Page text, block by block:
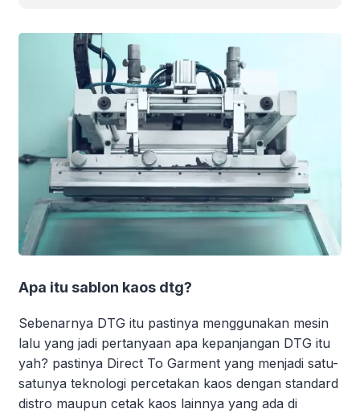
Apa itu sablon kaos dtg?
Sebenarnya DTG itu pastinya menggunakan mesin
lalu yang jadi pertanyaan apa kepanjangan DTG itu
yah? pastinya Direct To Garment yang menjadi satu-
satunya teknologi percetakan kaos dengan standard
distro maupun cetak kaos lainnya yang ada di